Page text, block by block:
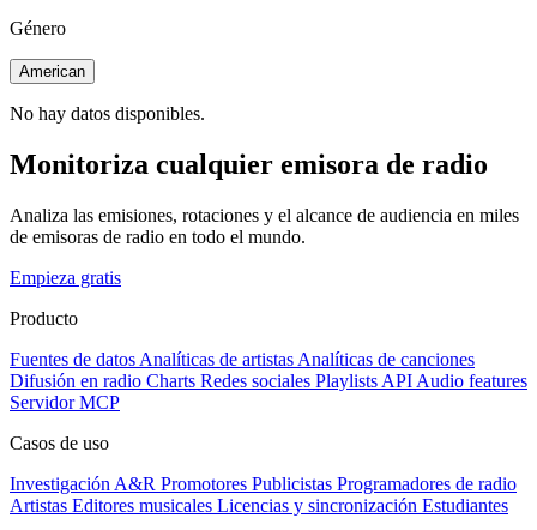
Género
American
No hay datos disponibles.
Monitoriza cualquier emisora de radio
Analiza las emisiones, rotaciones y el alcance de audiencia en miles
de emisoras de radio en todo el mundo.
Empieza gratis
Producto
Fuentes de datos Analíticas de artistas Analíticas de canciones
Difusión en radio Charts Redes sociales Playlists API Audio features
Servidor MCP
Casos de uso
Investigación A&R Promotores Publicistas Programadores de radio
Artistas Editores musicales Licencias y sincronización Estudiantes